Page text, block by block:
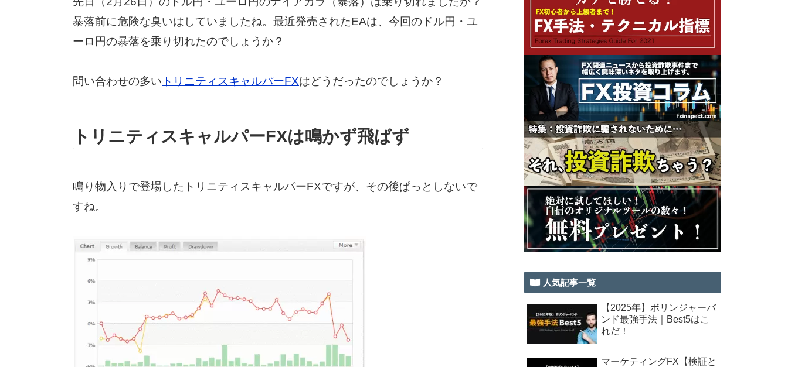
暴落前に危険な臭いはしていましたね。最近発売されたEAは、今回のドル円・ユ
ーロ円の暴落を乗り切れたのでしょうか？
問い合わせの多い トリニティスキャルパーFXはどうだったのでしょうか？
トリニティスキャルパーFXは鳴かず飛ばず
鳴り物入りで登場したトリニティスキャルパーFXですが、その後ぱっとしないで
すね。
人気記事一覧
【2025年】ボリンジャーバ
ンド最強手法｜Best5はこ
れだ！
マーケティングFX【検証と